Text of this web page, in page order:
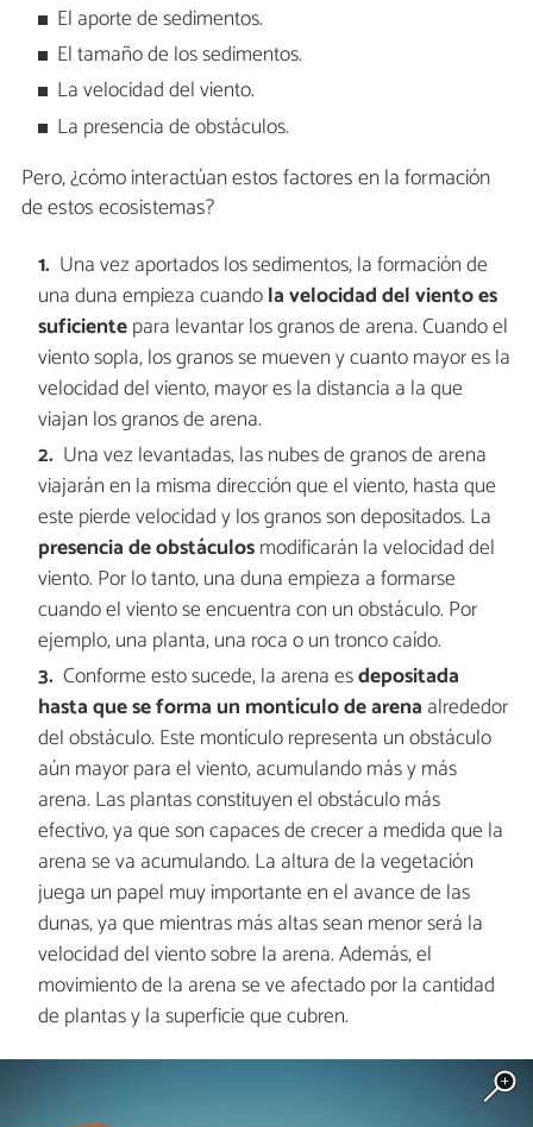
El aporte de sedimentos.
El tamaño de los sedimentos.
La velocidad del viento.
La presencia de obstáculos.
Pero, ¿cómo interactúan estos factores en la formación
de estos ecosistemas?
Una vez aportados los sedimentos, la formación de
una duna empieza cuandola velocidad del viento es
suficientepara levantar los granos de arena. Cuando el
viento sopla, los granos se mueven y cuanto mayor es la
velocidad del viento, mayor es la distancia a la que
viajan los granos de arena.
Una vez levantadas, las nubes de granos de arena
viajarán en la misma dirección que el viento, hasta que
este pierde velocidad y los granos son depositados. La
presencia de obstáculosmodificarán la velocidad del
viento. Por lo tanto, una duna empieza a formarse
cuando el viento se encuentra con un obstáculo. Por
ejemplo, una planta, una roca o un tronco caído.
Conforme esto sucede, la arena esdepositada
hasta que se forma un montículo de arena alrededor
del obstáculo. Este montículo representa un obstáculo
aún mayor para el viento, acumulando más y más
arena. Las plantas constituyen el obstáculo más
efectivo, ya que son capaces de crecer a medida que la
arena se va acumulando. La altura de la vegetación
juega un papel muy importante en el avance de las
dunas, ya que mientras más altas sean menor será la
velocidad del viento sobre la arena. Además, el
movimiento de la arena se ve afectado por la cantidad
de plantas y la superficie que cubren.